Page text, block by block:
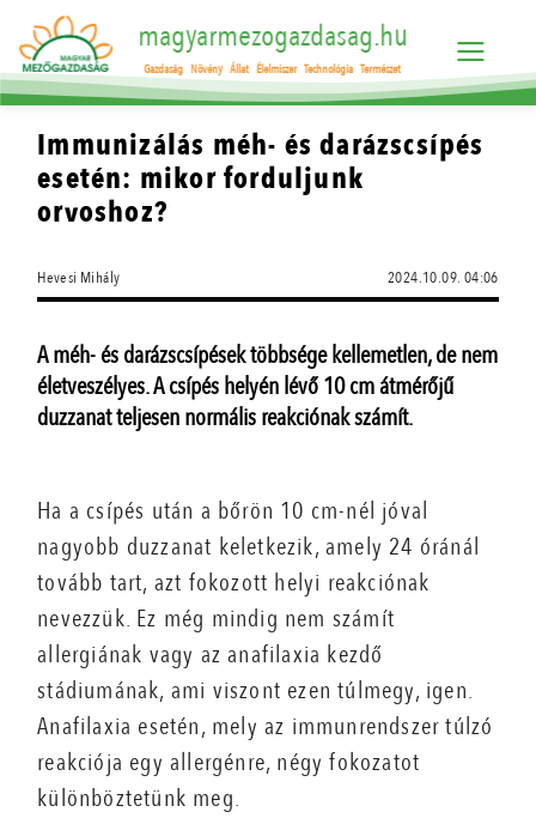
magyarmezogazdasag.hu
Gazdaság Növény Állat Élelmiszer Technológia Természet
Immunizálás méh- és darázscsípés
esetén: mikor forduljunk
orvoshoz?
Hevesi Mihály 2024.10.09. 04:06
A méh- és darázscsípések többsége kellemetlen, de nem
életveszélyes. A csípés helyén lévő 10 cm átmérőjű
duzzanat teljesen normális reakciónak számít.
Ha a csípés után a bőrön 10 cm-nél jóval
nagyobb duzzanat keletkezik, amely 24 óránál
tovább tart, azt fokozott helyi reakciónak
nevezzük. Ez még mindig nem számít
allergiának vagy az anafilaxia kezdő
stádiumának, ami viszont ezen túlmegy, igen.
Anafilaxia esetén, mely az immunrendszer túlzó
reakciója egy allergénre, négy fokozatot
különböztetünk meg.